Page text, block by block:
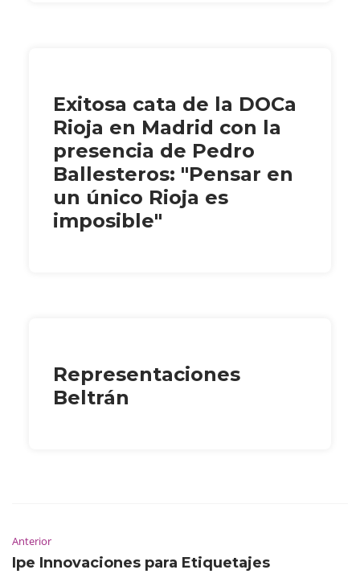
Exitosa cata de la DOCa
Rioja en Madrid con la
presencia de Pedro
Ballesteros: "Pensar en
un único Rioja es
imposible"
Representaciones
Beltrán
Anterior
Ipe Innovaciones para Etiquetajes